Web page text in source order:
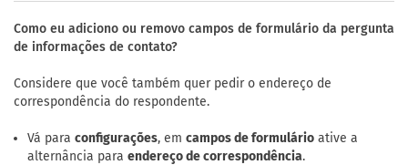
Como eu adiciono ou removo campos de formulário da pergunta
de informações de contato?
Considere que você também quer pedir o endereço de
correspondência do respondente.
Vá para configurações, em campos de formulário ative a
alternância para endereço de correspondência.